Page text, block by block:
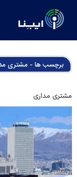
برچسب ها - مشتری
مشتری مداری